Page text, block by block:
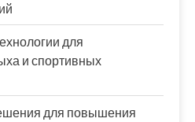
для
и спортивных
для повышения